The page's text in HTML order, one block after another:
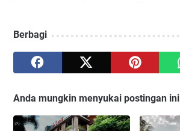
Berbagi
Anda mungkin menyukai postingan ini